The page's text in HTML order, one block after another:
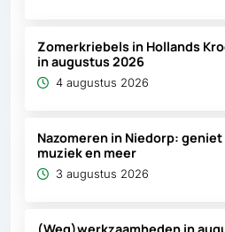
Zomerkriebels in Hollands
in augustus 2026
4 augustus 2026
Nazomeren in Niedorp:
muziek en meer
3 augustus 2026